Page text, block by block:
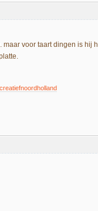
voor taart dingen is hij